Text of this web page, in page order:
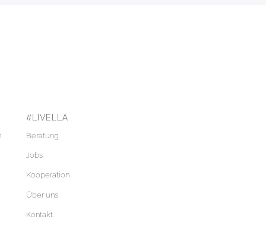
#LIVELLA
Beratung
Jobs
Kooperation
Über uns
Kontakt